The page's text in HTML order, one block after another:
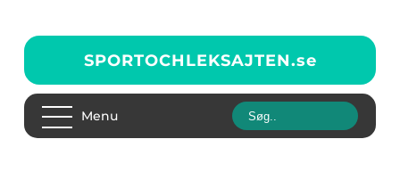
SPORTOCHLEKSAJTEN.se
Menu